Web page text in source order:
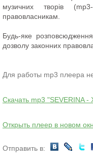
музичних творів
(mp3-
правовласникам
Будь-яке розповсюдження
дозволу законних
Для работы mp3 плеера
Скачать mp3 "SEVERINA
Открыть плеер в новом
Отправить в: